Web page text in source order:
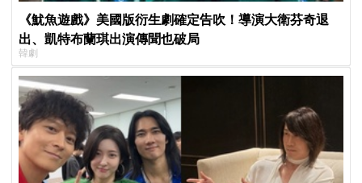
《魷魚遊戲》美國版衍生劇確定告吹！導演大衛芬奇退
出、凱特布蘭琪出演傳聞也破局
韓劇